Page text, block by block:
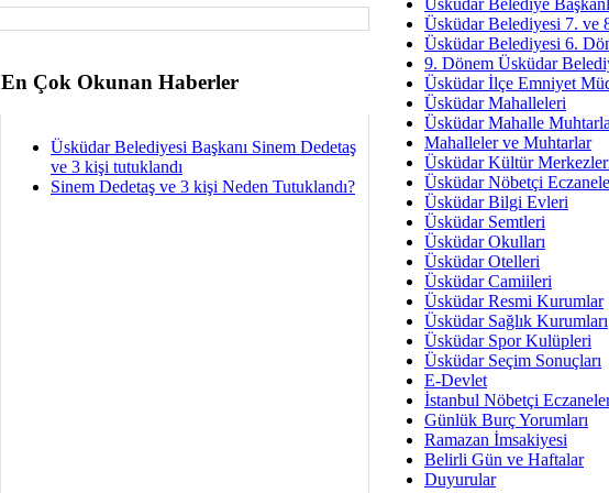
En Çok Okunan Haberler
Üsküdar Belediyesi Başkanı Sinem Dedetaş
ve 3 kişi tutuklandı
Sinem Dedetaş ve 3 kişi Neden Tutuklandı?
İmar Sorunlarının Genel
Arakan
Bayramın
Ruhsal
Üsküdar
Üsküdar Belediye
Üsküdar Belediyesi 7. ve
Üsküdar Belediyesi 6.
9. Dönem Üsküdar
Üsküdar İlçe Emniyet
Üsküdar Mahalleleri
Üsküdar Mahalle
Mahalleler ve Muhtarlar
Üsküdar Kültür
Üsküdar Nöbetçi
Üsküdar Bilgi Evleri
Üsküdar Semtleri
Üsküdar Okulları
Üsküdar Otelleri
Üsküdar Camiileri
Üsküdar Resmi Kurumlar
Üsküdar Sağlık Kurumları
Üsküdar Spor Kulüpleri
Üsküdar Seçim Sonuçları
E-Devlet
İstanbul Nöbetçi
Günlük Burç Yorumları
Ramazan İmsakiyesi
Belirli Gün ve Haftalar
Duyurular